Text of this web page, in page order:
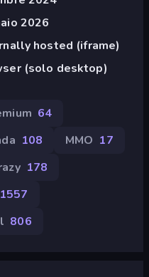
2026
hosted (iframe)
(solo desktop)
64
108 MMO 17
178
1557
806